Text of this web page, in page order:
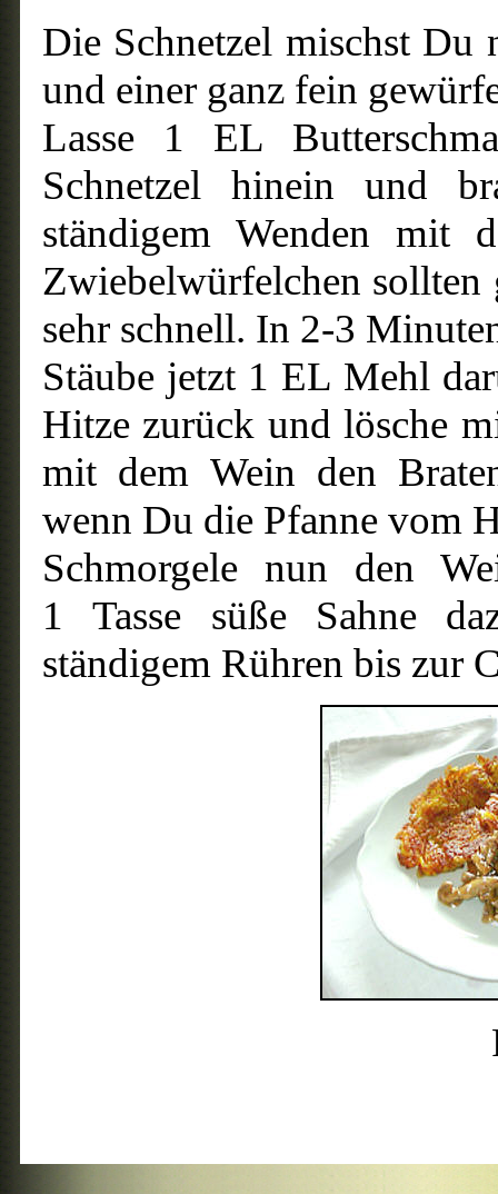
Die Schnetzel mischst
und einer ganz fein
Lasse 1 EL
Schnetzel hinein und
ständigem Wenden mit
Zwiebelwürfelchen sollten
sehr schnell. In 2-3
Stäube jetzt 1 EL Mehl
Hitze zurück und lösche
mit dem Wein den
wenn Du die Pfanne vom
Schmorgele nun den
1 Tasse süße Sahne
ständigem Rühren bis zur